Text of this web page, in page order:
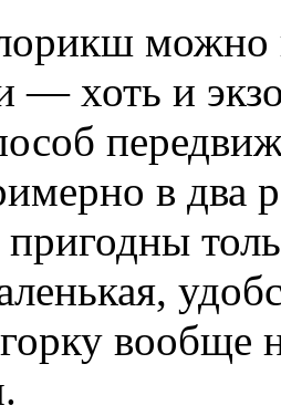
можно
хоть и
в два
вообще